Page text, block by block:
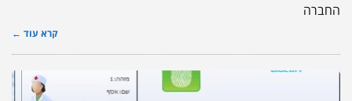
החברה
קרא עוד ←